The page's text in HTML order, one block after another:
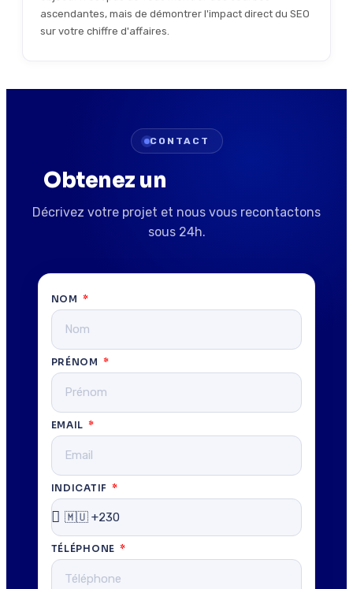
ascendantes, mais de démontrer l'impact direct du SEO
sur votre chiffre d'affaires.
CONTACT
Obtenez un
Décrivez votre projet et nous vous recontactons
sous 24h.
NOM
PRÉNOM
EMAIL
INDICATIF
TÉLÉPHONE